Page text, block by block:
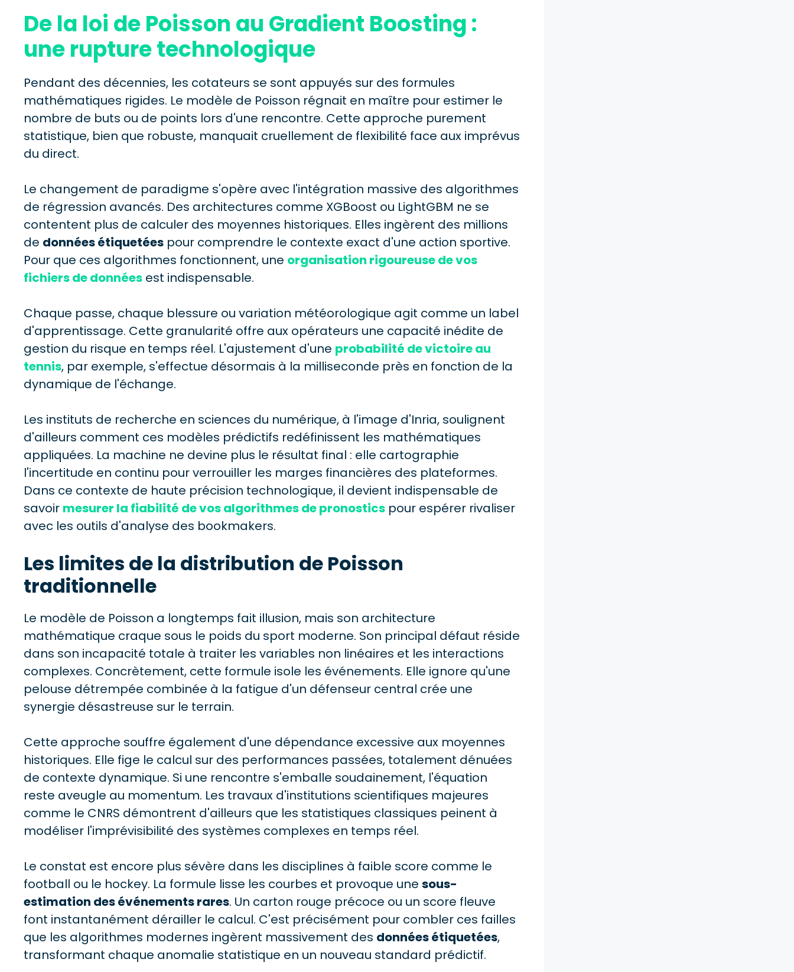
De la loi de Poisson au Gradient Boosting :
une rupture technologique
Pendant des décennies, les cotateurs se sont appuyés sur des formules
mathématiques rigides. Le modèle de Poisson régnait en maître pour estimer le
nombre de buts ou de points lors d'une rencontre. Cette approche purement
statistique, bien que robuste, manquait cruellement de flexibilité face aux imprévus
du direct.
Le changement de paradigme s'opère avec l'intégration massive des algorithmes
de régression avancés. Des architectures comme XGBoost ou LightGBM ne se
contentent plus de calculer des moyennes historiques. Elles ingèrent des millions
de données étiquetées pour comprendre le contexte exact d'une action sportive.
Pour que ces algorithmes fonctionnent, une organisation rigoureuse de vos
fichiers de données est indispensable.
Chaque passe, chaque blessure ou variation météorologique agit comme un label
d'apprentissage. Cette granularité offre aux opérateurs une capacité inédite de
gestion du risque en temps réel. L'ajustement d'une probabilité de victoire au
tennis, par exemple, s'effectue désormais à la milliseconde près en fonction de la
dynamique de l'échange.
Les instituts de recherche en sciences du numérique, à l'image d'Inria, soulignent
d'ailleurs comment ces modèles prédictifs redéfinissent les mathématiques
appliquées. La machine ne devine plus le résultat final : elle cartographie
l'incertitude en continu pour verrouiller les marges financières des plateformes.
Dans ce contexte de haute précision technologique, il devient indispensable de
savoir mesurer la fiabilité de vos algorithmes de pronostics pour espérer rivaliser
avec les outils d'analyse des bookmakers.
Les limites de la distribution de Poisson
traditionnelle
Le modèle de Poisson a longtemps fait illusion, mais son architecture
mathématique craque sous le poids du sport moderne. Son principal défaut réside
dans son incapacité totale à traiter les variables non linéaires et les interactions
complexes. Concrètement, cette formule isole les événements. Elle ignore qu'une
pelouse détrempée combinée à la fatigue d'un défenseur central crée une
synergie désastreuse sur le terrain.
Cette approche souffre également d'une dépendance excessive aux moyennes
historiques. Elle fige le calcul sur des performances passées, totalement dénuées
de contexte dynamique. Si une rencontre s'emballe soudainement, l'équation
reste aveugle au momentum. Les travaux d'institutions scientifiques majeures
comme le CNRS démontrent d'ailleurs que les statistiques classiques peinent à
modéliser l'imprévisibilité des systèmes complexes en temps réel.
Le constat est encore plus sévère dans les disciplines à faible score comme le
football ou le hockey. La formule lisse les courbes et provoque une sous-
estimation des événements rares. Un carton rouge précoce ou un score fleuve
font instantanément dérailler le calcul. C'est précisément pour combler ces failles
que les algorithmes modernes ingèrent massivement des données étiquetées,
transformant chaque anomalie statistique en un nouveau standard prédictif.